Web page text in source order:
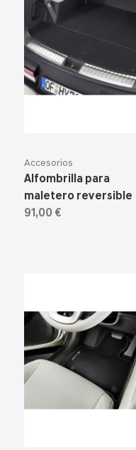
Accesorios
Alfombrilla para
maletero reversible
91,00 €